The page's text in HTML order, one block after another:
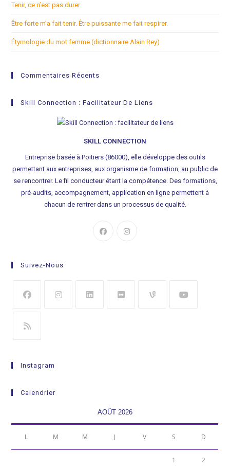
Tenir, ce n’est pas durer
Être forte m’a fait tenir. Être puissante me fait respirer.
Étymologie du mot femme (dictionnaire Alain Rey)
Commentaires Récents
Skill Connection : Facilitateur De Liens
SKILL CONNECTION
Entreprise basée à Poitiers (86000), elle développe des outils
permettant aux entreprises, aux organisme de formation, au public de
se rencontrer. Le fil conducteur étant la compétence. Des formations,
pré-audits, accompagnement, application en ligne permettent à
chacun de rentrer dans un processus de qualité.
Suivez-Nous
Instagram
Calendrier
AOÛT 2026
L M M J V S D
1 2